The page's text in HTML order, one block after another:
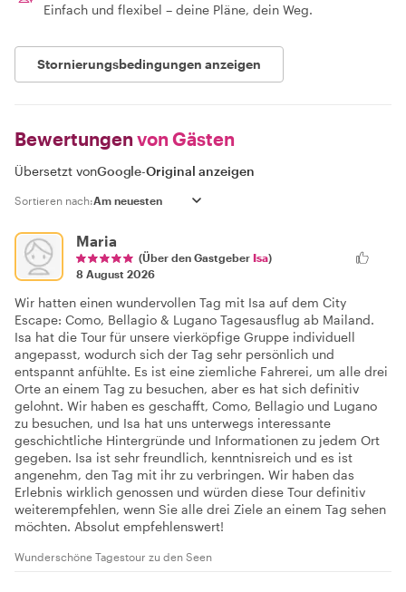
Einfach und flexibel – deine Pläne, dein Weg.
Stornierungsbedingungen anzeigen
Bewertungen von Gästen
Übersetzt vonGoogle-Original anzeigen
Sortieren nach:
Maria
(Über den Gastgeber Isa)
8 August 2026
Wir hatten einen wundervollen Tag mit Isa auf dem City
Escape: Como, Bellagio & Lugano Tagesausflug ab Mailand.
Isa hat die Tour für unsere vierköpfige Gruppe individuell
angepasst, wodurch sich der Tag sehr persönlich und
entspannt anfühlte. Es ist eine ziemliche Fahrerei, um alle drei
Orte an einem Tag zu besuchen, aber es hat sich definitiv
gelohnt. Wir haben es geschafft, Como, Bellagio und Lugano
zu besuchen, und Isa hat uns unterwegs interessante
geschichtliche Hintergründe und Informationen zu jedem Ort
gegeben. Isa ist sehr freundlich, kenntnisreich und es ist
angenehm, den Tag mit ihr zu verbringen. Wir haben das
Erlebnis wirklich genossen und würden diese Tour definitiv
weiterempfehlen, wenn Sie alle drei Ziele an einem Tag sehen
möchten. Absolut empfehlenswert!
Wunderschöne Tagestour zu den Seen